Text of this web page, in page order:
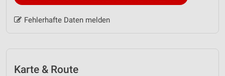
Fehlerhafte Daten melden
Karte & Route